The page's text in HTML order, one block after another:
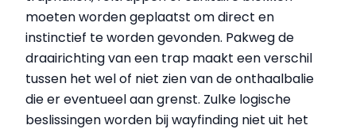
moeten worden geplaatst om direct en
instinctief te worden gevonden. Pakweg de
draairichting van een trap maakt een verschil
tussen het wel of niet zien van de onthaalbalie
die er eventueel aan grenst. Zulke logische
beslissingen worden bij wayfinding niet uit het